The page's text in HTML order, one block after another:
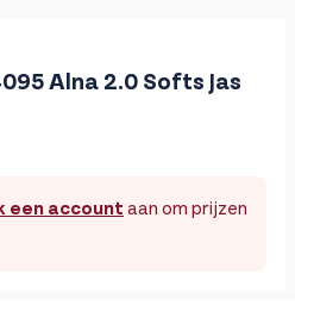
Alna 2.0 Softs Jas
van de gekozen opties op de
een account aan om prijzen